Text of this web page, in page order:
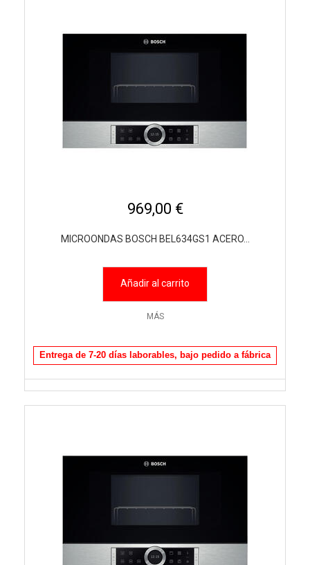
969,00 €
MICROONDAS BOSCH BEL634GS1 ACERO...
Añadir al carrito
MÁS
Entrega de 7-20 días laborables, bajo pedido a fábrica